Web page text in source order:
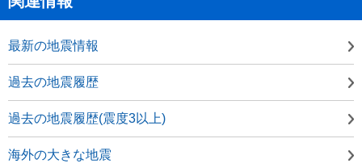
最新の地震情報
過去の地震履歴
過去の地震履歴(震度3以上)
海外の大きな地震